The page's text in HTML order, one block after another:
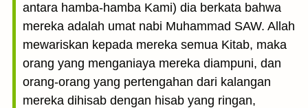
antara hamba-hamba Kami) dia berkata bahwa
mereka adalah umat nabi Muhammad SAW. Allah
mewariskan kepada mereka semua Kitab, maka
orang yang menganiaya mereka diampuni, dan
orang-orang yang pertengahan dari kalangan
mereka dihisab dengan hisab yang ringan,